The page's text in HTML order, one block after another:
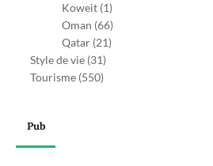
Koweit (1)
Oman (66)
Qatar (21)
Style de vie (31)
Tourisme (550)
Pub